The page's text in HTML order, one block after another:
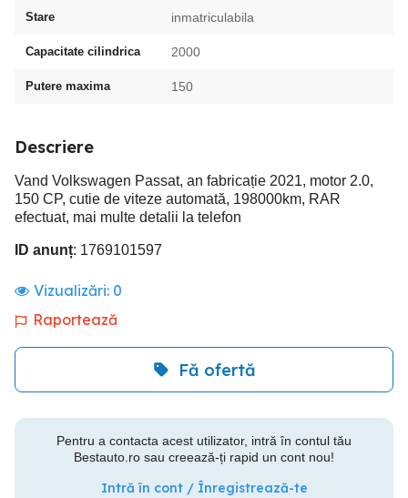
Stare inmatriculabila
Capacitate cilindrica 2000
Putere maxima 150
Descriere
Vand Volkswagen Passat, an fabricație 2021, motor 2.0,
150 CP, cutie de viteze automată, 198000km, RAR
efectuat, mai multe detalii la telefon
ID anunț: 1769101597
Vizualizări: 0
Raportează
Fă ofertă
Pentru a contacta acest utilizator, intră în contul tău
Bestauto.ro sau creează-ți rapid un cont nou!
Intră în cont / Înregistrează-te